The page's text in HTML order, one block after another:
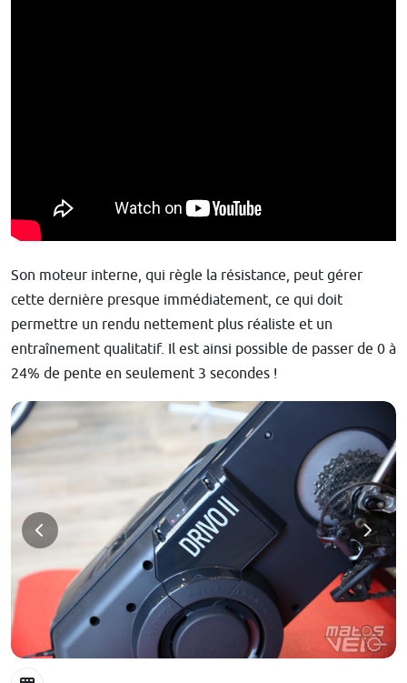
Son moteur interne, qui règle la résistance, peut gérer
cette dernière presque immédiatement, ce qui doit
permettre un rendu nettement plus réaliste et un
entraînement qualitatif. Il est ainsi possible de passer de 0 à
24% de pente en seulement 3 secondes !